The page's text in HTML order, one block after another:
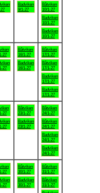
Badviken
9/1-27
Båtviken
10/1-27
Badviken
10/1-27
Badviken
10/1-27
27
27
Båtviken
16/1-27
Badviken
16/1-27
Båtviken
17/1-27
Båtviken
17/1-27
Badviken
17/1-27
Badviken
17/1-27
27
27
Båtviken
23/1-27
Badviken
23/1-27
Båtviken
24/1-27
Båtviken
24/1-27
Badviken
24/1-27
Badviken
24/1-27
27
27
Båtviken
30/1-27
Badviken
30/1-27
Båtviken
31/1-27
Båtviken
31/1-27